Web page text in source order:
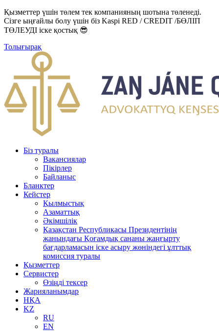
Қызметтер үшін төлем тек компанияның шотына төленеді.
Сізге ыңғайлы болу үшін біз Kaspi RED / CREDIT /БӨЛІП
ТӨЛЕУДІ іске қостық 😎
Толығырақ
Біз туралы
Вакансиялар
Пікірлер
Байланыс
Бланктер
Кейстер
Қылмыстық
Азаматтық
Әкімшілік
Қазақстан Республикасы Президентінің
жанындағы Қоғамдық сананы жаңғырту
бағдарламасын іске асыру жөніндегі ұлттық
комиссия туралы
Қызметтер
Сервистер
Өзіңді тексер
Жарияланымдар
НҚА
KZ
RU
EN